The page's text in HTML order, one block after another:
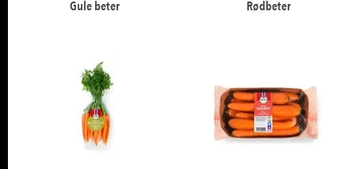
Gule beter Rødbeter